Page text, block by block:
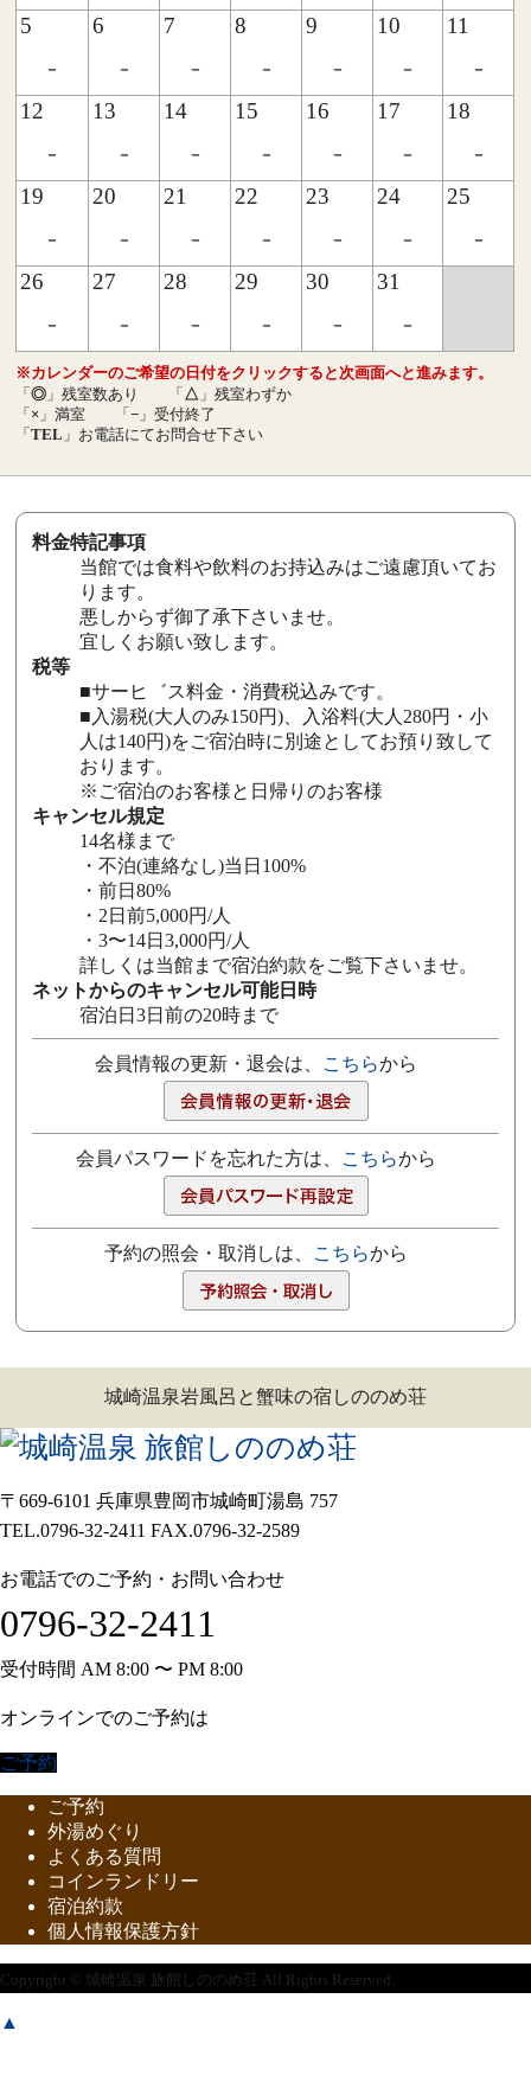
5
-
6
-
7
-
8
-
9
-
10
-
11
-
12
-
13
-
14
-
15
-
16
-
17
-
18
-
19
-
20
-
21
-
22
-
23
-
24
-
25
-
26
-
27
-
28
-
29
-
30
-
31
-
※カレンダーのご希望の日付をクリックすると次画面へと進みます。
「◎ 」残室数あり 「 △ 」残室わずか
「 × 」満室 「− 」受付終了
「TEL 」お電話にてお問合せ下さい
料金特記事項
当館では食料や飲料のお持込みはご遠慮頂いてお
ります。
悪しからず御了承下さいませ。
宜しくお願い致します。
税等
■サーヒ゛ス料金・消費税込みです。
■入湯税(大人のみ150円)、入浴料(大人280円・小
人は140円)をご宿泊時に別途としてお預り致して
おります。
※ご宿泊のお客様と日帰りのお客様
キャンセル規定
14名様まで
・不泊(連絡なし)当日100%
・前日80%
・2日前5,000円/人
・3〜14日3,000円/人
詳しくは当館まで宿泊約款をご覧下さいませ。
ネットからのキャンセル可能日時
宿泊日3日前の20時まで
会員情報の更新・退会は、 こちらから
会員パスワードを忘れた方は、 こちらから
予約の照会・取消しは、 こちらから
城崎温泉岩風呂と蟹味の宿しののめ荘
〒669-6101 兵庫県豊岡市城崎町湯島 757
TEL.0796-32-2411 FAX.0796-32-2589
お電話でのご予約・お問い合わせ
0796-32-2411
受付時間 AM 8:00 〜 PM 8:00
オンラインでのご予約は
ご予約
ご予約
外湯めぐり
よくある質問
コインランドリー
宿泊約款
個人情報保護方針
Copyright © 城崎温泉 旅館しののめ荘 All Rights Reserved.